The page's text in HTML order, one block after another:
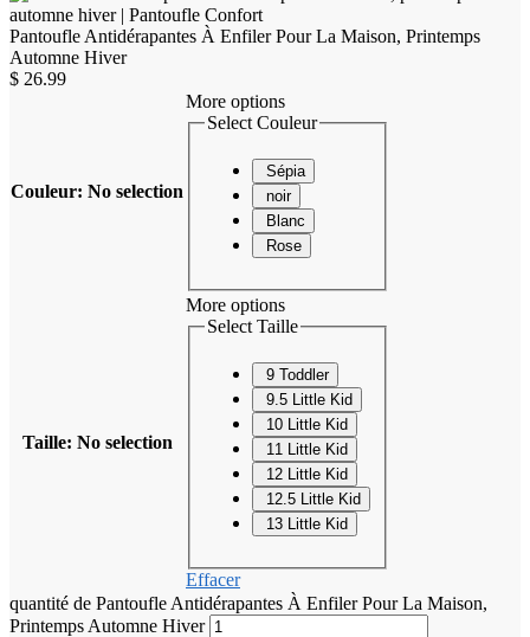
Pantoufle Antidérapantes À Enfiler Pour La Maison, Printemps
Automne Hiver
$ 26.99
Couleur: No selection
More options
Select Couleur
Sépia
noir
Blanc
Rose
Taille: No selection
More options
Select Taille
9 Toddler
9.5 Little Kid
10 Little Kid
11 Little Kid
12 Little Kid
12.5 Little Kid
13 Little Kid
Effacer
quantité de Pantoufle Antidérapantes À Enfiler Pour La Maison,
Printemps Automne Hiver